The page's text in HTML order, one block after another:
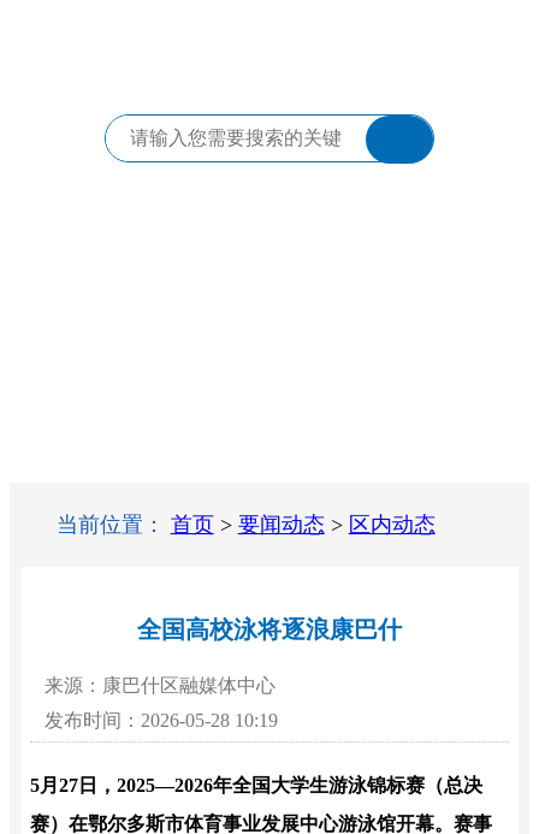
当前位置： 首页 > 要闻动态 > 区内动态
全国高校泳将逐浪康巴什
来源：康巴什区融媒体中心
发布时间：2026-05-28 10:19
5月27日，2025—2026年全国大学生游泳锦标赛（总决
赛）在鄂尔多斯市体育事业发展中心游泳馆开幕。 赛事